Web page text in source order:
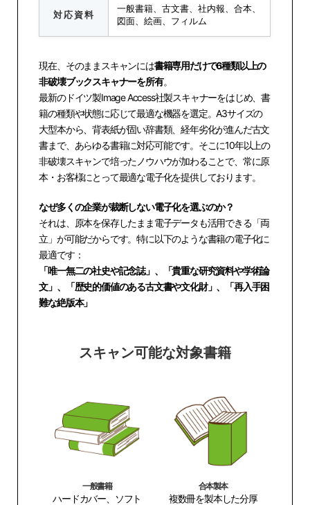
対応資料
一般書籍、古文書、社内報、合本、
図面、絵画、フィルム
現在、そのままスキャンには書籍専用だけで6種類以上の
非破壊ブックスキャナーを所有。
最新のドイツ製Image Access社製スキャナーをはじめ、書
籍の種類や状態に応じて最適な機器を選定。A3サイズの
大型本から、背表紙が固い辞書類、経年劣化が進んだ古文
書まで、あらゆる書籍に対応可能です。そこに10年以上の
非破壊スキャンで培ったノウハウが加わることで、常に原
本・お客様にとって最適な電子化を提供しております。
なぜ多くの企業が裁断しない電子化を選ぶのか？
それは、原本を保存したまま電子データも活用できる「両
立」が可能だからです。特に以下のような書籍の電子化に
最適です：
「唯一無二の社史や記念誌」、「貴重な研究資料や学術論
文」、「歴史的価値のある古文書や文化財」、「再入手困
難な絶版本」
スキャン可能な対象書籍
一般書籍
ハードカバー、ソフト
合本製本
複数冊を製本した分厚